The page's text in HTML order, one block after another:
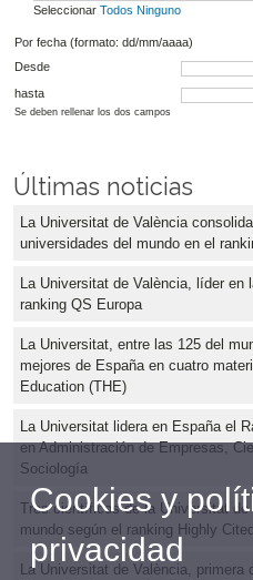
Seleccionar Todos Ninguno
Por fecha (formato: dd/mm/aaaa)
Desde
hasta
Se deben rellenar los dos campos
Últimas noticias
La Universitat de València
universidades del mundo en el
La Universitat de València, líder
ranking QS Europa
La Universitat, entre las 125 del
mejores de España en cuatro
Education (THE)
La Universitat lidera en España el
en Administración de Empresas,
Sociología
Tres científicos de la Universitat
mundo según el ranking Highly
La Universitat de València,
Cookies y
privacidad